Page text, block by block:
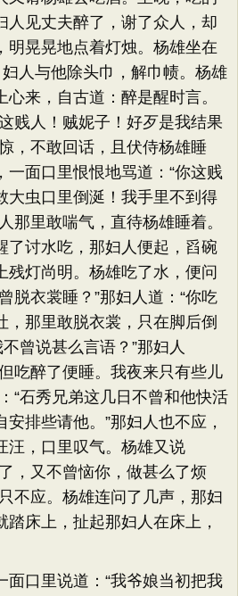
人见丈夫醉了，谢了众人，却
明晃晃地点着灯烛。杨雄坐在
人与他除头巾，解巾帻。杨雄
来，自古道：醉是醒时言。
贱人！贼妮子！好歹是我结果
，不敢回话，且伏侍杨雄睡
一面口里恨恨地骂道：“你这贱
大虫口里倒涎！我手里不到得
那里敢喘气，直待杨雄睡着。
了讨水吃，那妇人便起，舀碗
残灯尚明。杨雄吃了水，便问
脱衣裳睡？”那妇人道：“你吃
，那里敢脱衣裳，只在脚后倒
曾说甚么言语？”那妇人
吃醉了便睡。我夜来只有些儿
“石秀兄弟这几日不曾和他快活
排些请他。”那妇人也不应，
汪，口里叹气。杨雄又说
，又不曾恼你，做甚么了烦
不应。杨雄连问了几声，那妇
踏床上，扯起那妇人在床上，
口里说道：“我爷娘当初把我